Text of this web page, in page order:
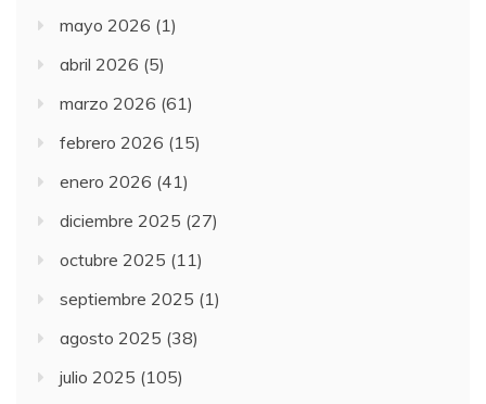
mayo 2026 (1)
abril 2026 (5)
marzo 2026 (61)
febrero 2026 (15)
enero 2026 (41)
diciembre 2025 (27)
octubre 2025 (11)
septiembre 2025 (1)
agosto 2025 (38)
julio 2025 (105)